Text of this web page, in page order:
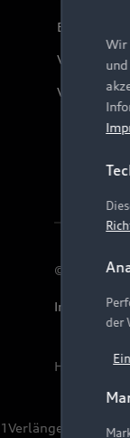
Bordbuch
Verträge
Vertrag
© 2026
Impressum
Hinweis:
1Verlängerung
Wir
der